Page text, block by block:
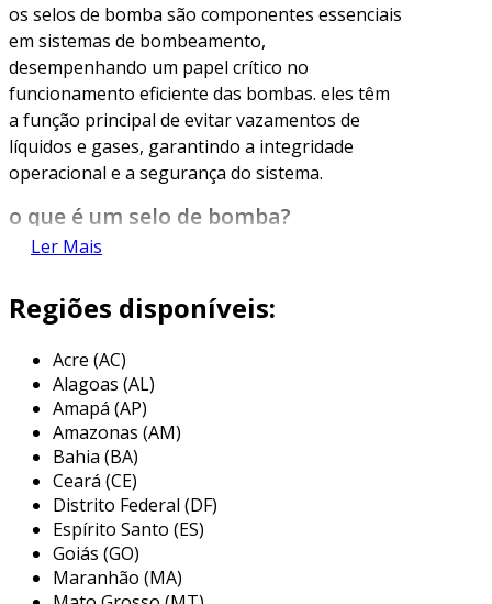
os selos de bomba são componentes essenciais
em sistemas de bombeamento,
desempenhando um papel crítico no
funcionamento eficiente das bombas. eles têm
a função principal de evitar vazamentos de
líquidos e gases, garantindo a integridade
operacional e a segurança do sistema.
o que é um selo de bomba?
um selo de bomba é um dispositivo que veda a
dela. essa vedação é vital para evitar a fuga de
danos ao ambiente. além disso, a eficiência
energética da bomba pode ser comprometida
por vazamentos, tornando a escolha do selo
extremamente importante.
tipos de selo de bomba
existem diversos tipos de selos de bomba. cada
um deles é projetado para atender a
necessidades específicas. os principais tipos
Ler Mais
Regiões disponíveis:
Acre (AC)
Alagoas (AL)
Amapá (AP)
Amazonas (AM)
Bahia (BA)
Ceará (CE)
Distrito Federal (DF)
Espírito Santo (ES)
Goiás (GO)
Maranhão (MA)